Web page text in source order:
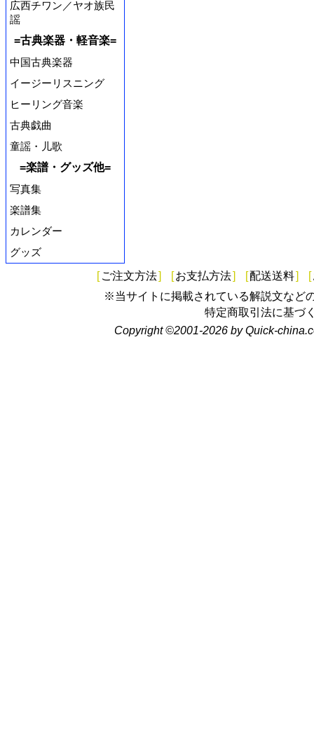
広西チワン／ヤオ族民
謡
=古典楽器・軽音楽=
中国古典楽器
イージーリスニング
ヒーリング音楽
古典戯曲
童謡・儿歌
=楽譜・グッズ他=
写真集
楽譜集
カレンダー
グッズ
[ ご注文方法] [お支払方法] [配送送料] [
※当サイトに掲載されている解説文など
特定商取引法に基づ
Copyright ©2001-2026 by Quick-